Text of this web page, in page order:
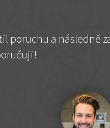
poruchu a následně